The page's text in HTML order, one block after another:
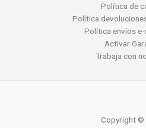
Política de
Política
Política envíos
Activar
Trabaja con
Copyright ©